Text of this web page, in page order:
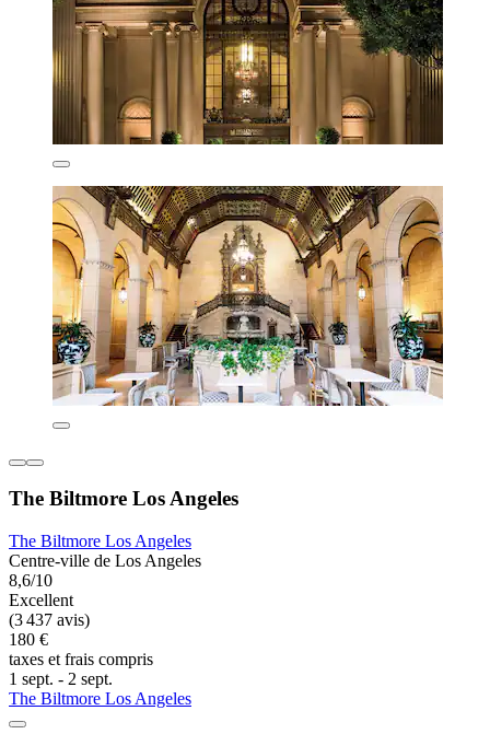
The Biltmore Los Angeles
The Biltmore Los Angeles
Centre-ville de Los Angeles
8,6/10
Excellent
(3 437 avis)
180 €
taxes et frais compris
1 sept. - 2 sept.
The Biltmore Los Angeles